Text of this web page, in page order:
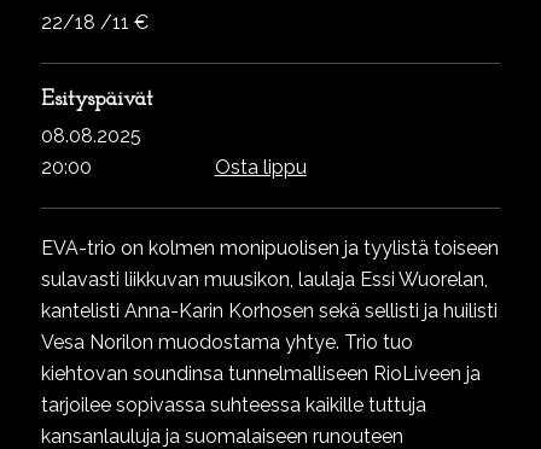
22/18 /11 €
Esityspäivät
08.08.2025
20:00
Osta lippu
EVA-trio on kolmen monipuolisen ja tyylistä toiseen
sulavasti liikkuvan muusikon, laulaja Essi Wuorelan,
kantelisti Anna-Karin Korhosen sekä sellisti ja huilisti
Vesa Norilon muodostama yhtye. Trio tuo
kiehtovan soundinsa tunnelmalliseen RioLiveen ja
tarjoilee sopivassa suhteessa kaikille tuttuja
kansanlauluja ja suomalaiseen runouteen